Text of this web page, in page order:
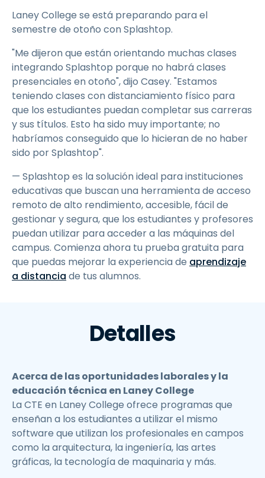
Laney College se está preparando para el
semestre de otoño con Splashtop.
"Me dijeron que están orientando muchas clases
integrando Splashtop porque no habrá clases
presenciales en otoño", dijo Casey. "Estamos
teniendo clases con distanciamiento físico para
que los estudiantes puedan completar sus carreras
y sus títulos. Esto ha sido muy importante; no
habríamos conseguido que lo hicieran de no haber
sido por Splashtop".
— Splashtop es la solución ideal para instituciones
educativas que buscan una herramienta de acceso
remoto de alto rendimiento, accesible, fácil de
gestionar y segura, que los estudiantes y profesores
puedan utilizar para acceder a las máquinas del
campus. Comienza ahora tu prueba gratuita para
que puedas mejorar la experiencia de aprendizaje
a distancia de tus alumnos.
Detalles
Acerca de las oportunidades laborales y la
educación técnica en Laney College
La CTE en Laney College ofrece programas que
enseñan a los estudiantes a utilizar el mismo
software que utilizan los profesionales en campos
como la arquitectura, la ingeniería, las artes
gráficas, la tecnología de maquinaria y más.